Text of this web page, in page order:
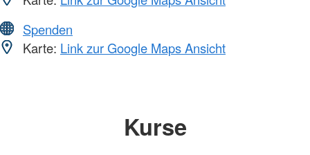
Spenden
Karte: Link zur Google Maps Ansicht
Kurse